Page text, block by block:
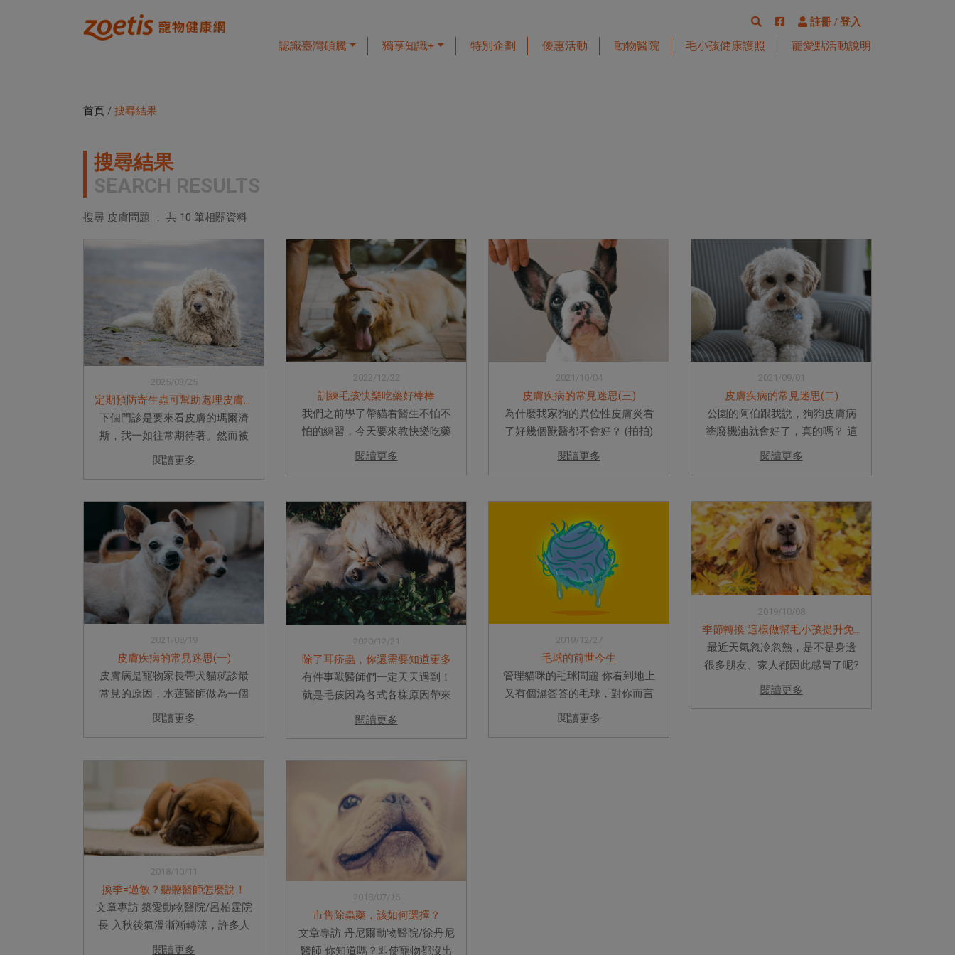
註冊 / 登入
認識臺灣碩騰 獨享知識+ 特別企劃 優惠活動 動物醫院 毛小孩健康護照 寵愛點活動說明
首頁 / 搜尋結果
搜尋結果
SEARCH RESULTS
搜尋 皮膚問題 ， 共 10 筆相關資料
2025/03/25
定期預防寄生蟲可幫助處理皮膚問題
下個門診是要來看皮膚的瑪爾濟
斯，我一如往常期待著。然而被
飼主阿姨抱進診間，卻是一隻咖
瑪爾濟斯，可愛裡帶著滄桑。 問
診才知道，這隻小狗脫毛一陣子...
閱讀更多
2022/12/22
訓練毛孩快樂吃藥好棒棒
我們之前學了帶貓看醫生不怕不
怕的練習，今天要來教快樂吃藥
好棒棒的練習。 大家還記得第一
不能，看到藥像看到寶一樣；有
人拿到藥丸，丟到飼料裡，毛孩...
閱讀更多
2021/10/04
皮膚疾病的常見迷思(三)
為什麼我家狗的異位性皮膚炎看
了好幾個獸醫都不會好？ (拍拍)
因為異位性皮膚炎是不會好的
敏性的體質，接觸到環境過敏
原，造成搔癢以...
閱讀更多
2021/09/01
皮膚疾病的常見迷思(二)
公園的阿伯跟我說，狗狗皮膚病
塗廢機油就會好了，真的嗎？ 這
個是水蓮醫師認為最古老的皮膚
都可以說出一隻皮膚病的狗，看
過很多獸醫都沒有好，但是塗了....
閱讀更多
2021/08/19
皮膚疾病的常見迷思(一)
皮膚病是寵物家長帶犬貓就診最
常見的原因，水蓮醫師做為一個
非皮膚專科的家醫，一天還是要
病有很多有趣的想法。今天我們
就來聊聊這些奇妙的犬貓皮膚病
迷思吧...
閱讀更多
2020/12/21
除了耳疥蟲，你還需要知道更多
有件事獸醫師們一定天天遇到！
就是毛孩因為各式各樣原因帶來
就診，獸醫師看完診後，主人抱
的耳朵很...
閱讀更多
2019/12/27
毛球的前世今生
管理貓咪的毛球問題 你看到地上
又有個濕答答的毛球，對你而言
大概不是什麼天大的新聞了。偶
閱讀更多
2019/10/08
季節轉換 這樣做幫毛小孩提升免疫力
最近天氣忽冷忽熱，是不是身邊
很多朋友、家人都因此感冒了呢?
在這樣的季節不僅要照顧自己，
閱讀更多
2018/10/11
換季=過敏？聽聽醫師怎麼說！
文章專訪 築愛動物醫院/呂柏霆院
長 入秋後氣溫漸漸轉涼，許多人
也開始保養身體：無論是食補、
閱讀更多
2018/07/16
市售除蟲藥，該如何選擇？
文章專訪 丹尼爾動物醫院/徐丹尼
醫師 你知道嗎？即使寵物都沒出